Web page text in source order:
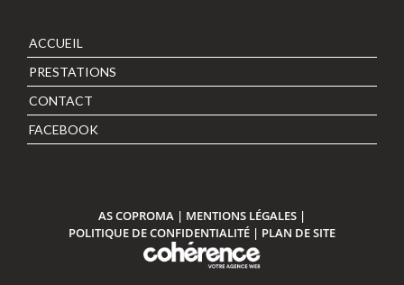
ACCUEIL
PRESTATIONS
CONTACT
FACEBOOK
AS COPROMA | MENTIONS LÉGALES |
POLITIQUE DE CONFIDENTIALITÉ | PLAN DE SITE